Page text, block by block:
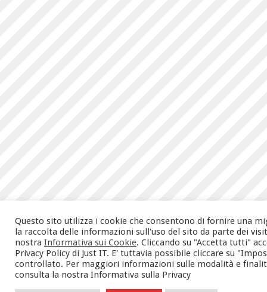
Questo sito utilizza i cookie che consentono di fornire una
la raccolta delle informazioni sull'uso del sito da parte dei
nostra Informativa sui Cookie. Cliccando su "Accetta tutti"
Privacy Policy di Just IT. E' tuttavia possibile cliccare su
controllato. Per maggiori informazioni sulle modalità e
consulta la nostra Informativa sulla Privacy